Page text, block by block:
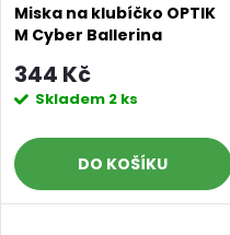
Miska na klubíčko OPTIK
M Cyber Ballerina
344 Kč
Skladem 2 ks
DO KOŠÍKU